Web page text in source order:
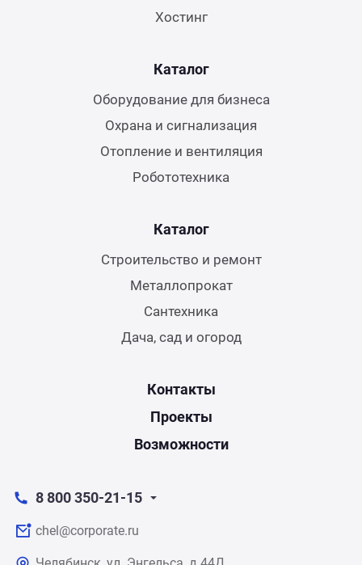
Хостинг
Каталог
Оборудование для бизнеса
Охрана и сигнализация
Отопление и вентиляция
Робототехника
Каталог
Строительство и ремонт
Металлопрокат
Сантехника
Дача, сад и огород
Контакты
Проекты
Возможности
8 800 350-21-15
chel@corporate.ru